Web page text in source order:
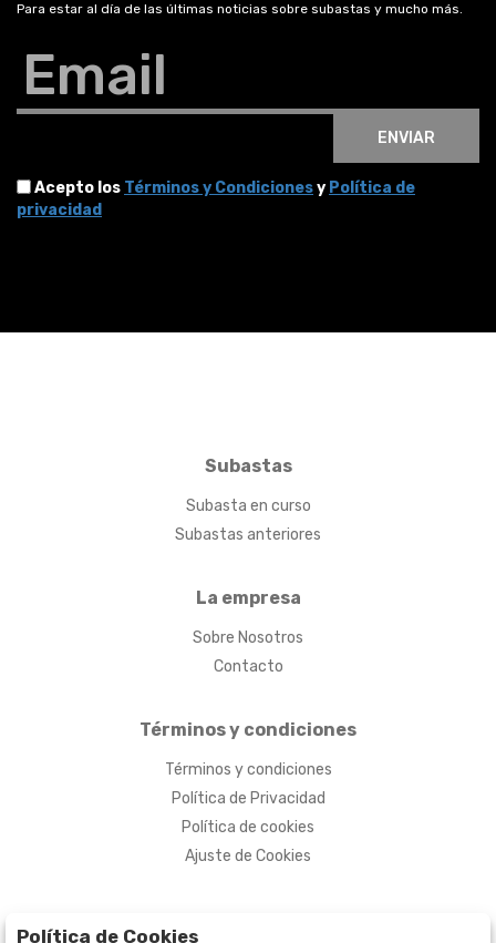
Para estar al día de las últimas noticias sobre subastas y mucho más.
Email
ENVIAR
Acepto los Términos y Condicionesy Política de
privacidad
Subastas
Subasta en curso
Subastas anteriores
La empresa
Sobre Nosotros
Contacto
Términos y condiciones
Términos y condiciones
Política de Privacidad
Política de cookies
Ajuste de Cookies
Política de Cookies